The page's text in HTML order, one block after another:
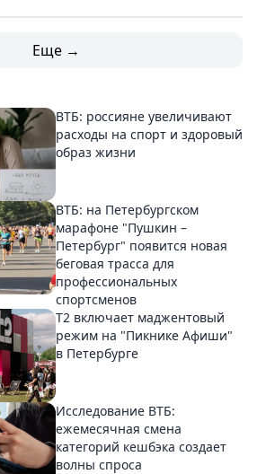
Еще →
ВТБ: россияне увеличивают
расходы на спорт и здоровый
образ жизни
ВТБ: на Петербургском
марафоне "Пушкин –
Петербург" появится новая
беговая трасса для
профессиональных
спортсменов
Т2 включает маджентовый
режим на "Пикнике Афиши"
в Петербурге
Исследование ВТБ:
ежемесячная смена
категорий кешбэка создает
волны спроса